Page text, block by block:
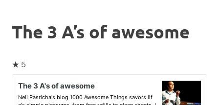
The 3 A’s of awesome
★５